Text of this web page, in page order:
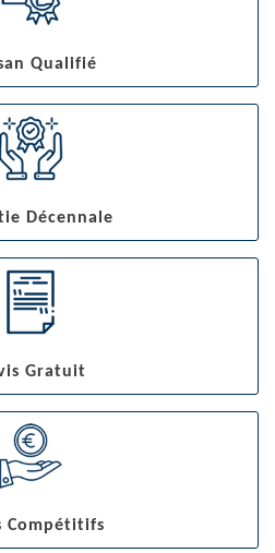
Qualifié
Décennale
Gratuit
Compétitifs